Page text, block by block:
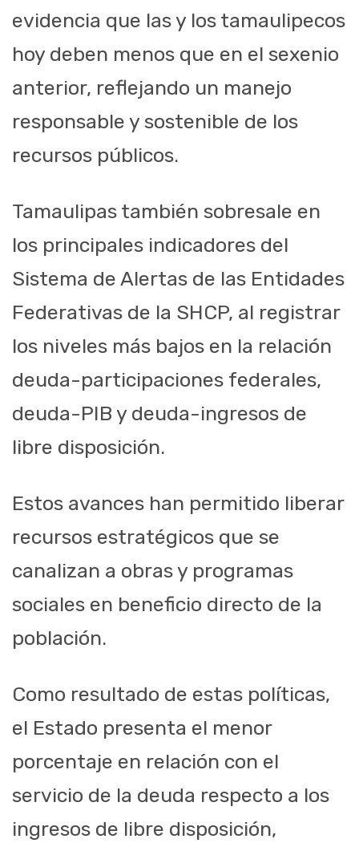
evidencia que las y los tamaulipecos
hoy deben menos que en el sexenio
anterior, reflejando un manejo
responsable y sostenible de los
recursos públicos.
Tamaulipas también sobresale en
los principales indicadores del
Sistema de Alertas de las Entidades
Federativas de la SHCP, al registrar
los niveles más bajos en la relación
deuda-participaciones federales,
deuda-PIB y deuda-ingresos de
libre disposición.
Estos avances han permitido liberar
recursos estratégicos que se
canalizan a obras y programas
sociales en beneficio directo de la
población.
Como resultado de estas políticas,
el Estado presenta el menor
porcentaje en relación con el
servicio de la deuda respecto a los
ingresos de libre disposición,